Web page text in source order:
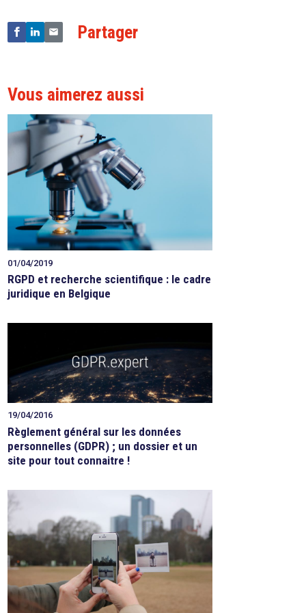
Partager
Vous aimerez aussi
01/04/2019
RGPD et recherche scientifique : le cadre
juridique en Belgique
19/04/2016
Règlement général sur les données
personnelles (GDPR) ; un dossier et un
site pour tout connaitre !